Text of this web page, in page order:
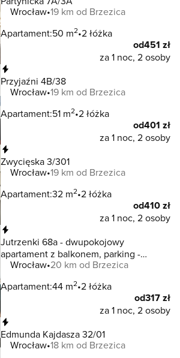
Wrocław 19 km od Brzezica
Apartament:50 m2 2 łóżka
od451 zł
za 1 noc, 2 osoby
Przyjaźni 4B/38
Wrocław 19 km od Brzezica
Apartament:51 m2 2 łóżka
od401 zł
za 1 noc, 2 osoby
Zwycięska 3/301
Wrocław 19 km od Brzezica
Apartament:32 m2 2 łóżka
od410 zł
za 1 noc, 2 osoby
Jutrzenki 68a - dwupokojowy
apartament z balkonem, parking -
Wrocław - Fair Rentals
Wrocław 20 km od Brzezica
Apartament:44 m2 2 łóżka
od317 zł
za 1 noc, 2 osoby
Edmunda Kajdasza 32/01
Wrocław 18 km od Brzezica